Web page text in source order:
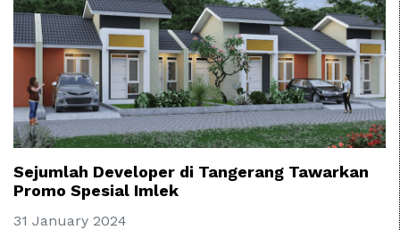
Sejumlah Developer di Tangerang Tawarkan
Promo Spesial Imlek
31 January 2024